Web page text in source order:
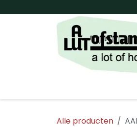
Alle producten